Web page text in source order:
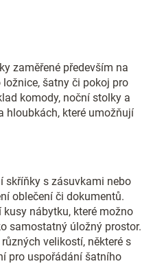
zaměřené především na
šatny či pokoj pro
komody, noční stolky a
hloubkách, které umožňují
skříňky s zásuvkami nebo
oblečení či dokumentů.
kusy nábytku, které možno
samostatný úložný prostor.
velikostí, některé s
pro uspořádání šatního